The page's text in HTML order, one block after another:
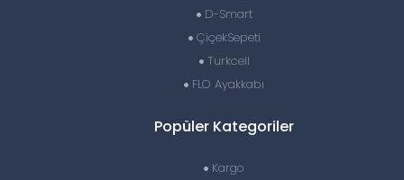
D-Smart
ÇiçekSepeti
Turkcell
FLO Ayakkabı
Popüler Kategoriler
Kargo